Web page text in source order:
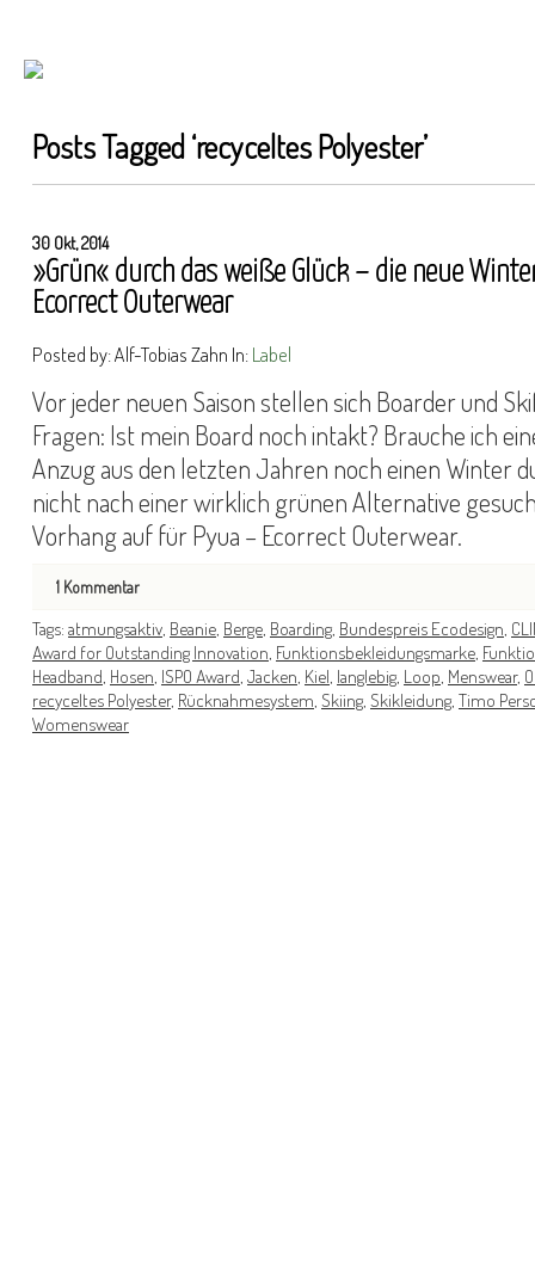
Posts Tagged ‘recyceltes Polyester’
30 Okt, 2014
»Grün« durch das weiße Glück – die neue
Ecorrect Outerwear
Posted by: Alf-Tobias Zahn In:Label
Vor jeder neuen Saison stellen sich Boarder und
Fragen: Ist mein Board noch intakt? Brauche ich
Anzug aus den letzten Jahren noch einen Winter
nicht nach einer wirklich grünen Alternative
Vorhang auf für Pyua – Ecorrect Outerwear.
1 Kommentar
Tags: atmungsaktiv, Beanie, Berge, Boarding, Bundespreis Ecodesign,
Award for Outstanding Innovation, Funktionsbekleidungsmarke,
Headband, Hosen, ISPO Award, Jacken, Kiel, langlebig, Loop, Menswear,
recyceltes Polyester, Rücknahmesystem, Skiing, Skikleidung, Timo
Womenswear